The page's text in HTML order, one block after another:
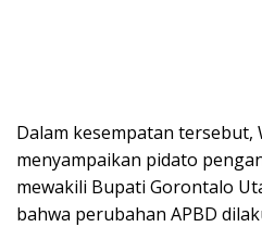
Dalam kesempatan tersebut,
menyampaikan pidato
mewakili Bupati Gorontalo
bahwa perubahan APBD